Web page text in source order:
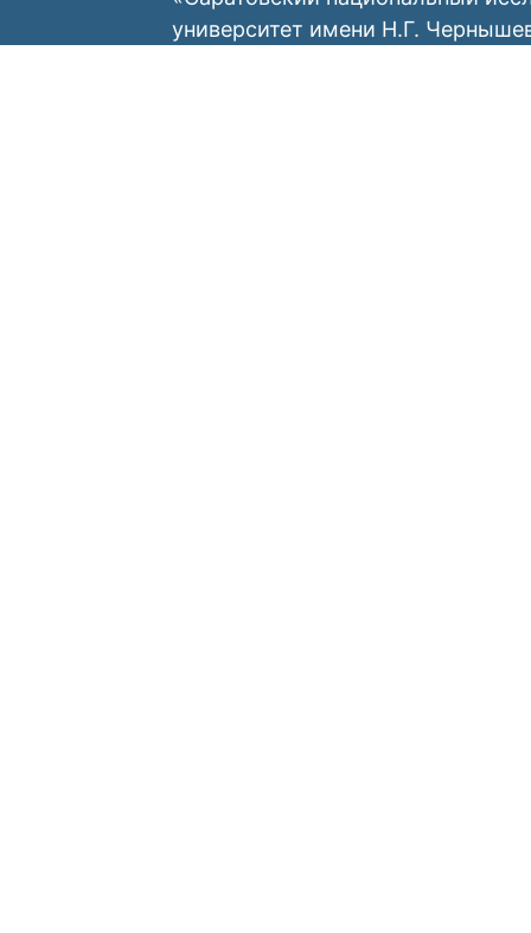
университет имени Н.Г.